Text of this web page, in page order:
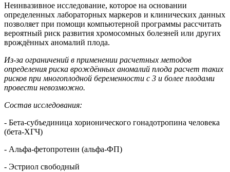
Неинвазивное исследование, которое на основании
определенных лабораторных маркеров и клинических данных
позволяет при помощи компьютерной программы рассчитать
вероятный риск развития хромосомных болезней или других
врождённых аномалий плода.
Из-за ограничений в применении расчетных методов
определения риска врождённых аномалий плода расчет таких
рисков при многоплодной беременности с 3 и более плодами
провести невозможно.
Состав исследования:
- Бета-субъединица хорионического гонадотропина человека
(бета-ХГЧ)
- Альфа-фетопротеин (альфа-ФП)
- Эстриол свободный